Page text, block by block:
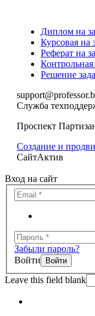
Диплом на
Курсовая на
Реферат на
Контрольная
Решение
Служба
Проспект
Создание и
СайтАктив
Вход на сайт
Забыли пароль?
Войти
Leave this field blank